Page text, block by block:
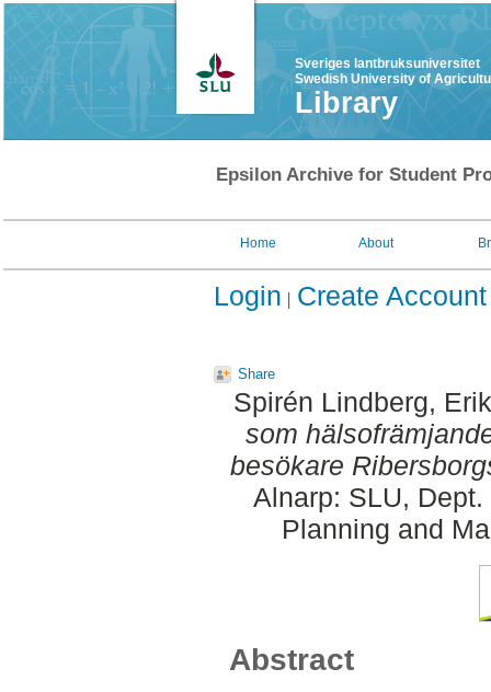
Sveriges lantbruksuniversitet
Swedish University of
Library
Epsilon Archive for Student
Home About
Login Create Account
Share
Spirén Lindberg, Erik
som
besökare
Alnarp: SLU,
Planning and
Abstract